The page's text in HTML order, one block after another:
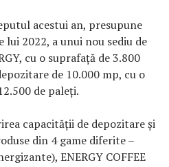
acestui an, presupune
2022, a unui nou sediu de
cu o suprafață de 3.800
de 10.000 mp, cu o
de paleți.
capacității de depozitare și
din 4 game diferite –
ENERGY COFFEE